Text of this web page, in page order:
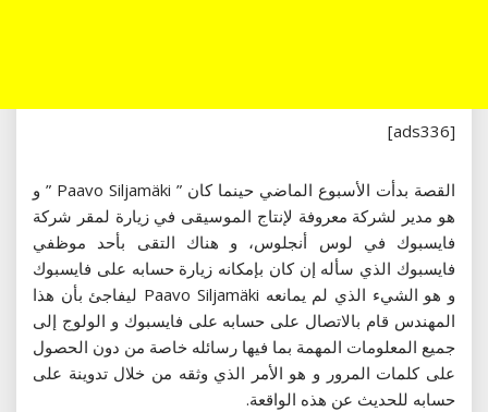
[ads336]
القصة بدأت الأسبوع الماضي حينما كان ” Paavo Siljamäki ” و
هو مدير لشركة معروفة لإنتاج الموسيقى في زيارة لمقر شركة
فايسبوك في لوس أنجلوس، و هناك التقى بأحد موظفي
فايسبوك الذي سأله إن كان بإمكانه زيارة حسابه على فايسبوك
و هو الشيء الذي لم يمانعه Paavo Siljamäki ليفاجئ بأن هذا
المهندس قام بالاتصال على حسابه على فايسبوك و الولوج إلى
جميع المعلومات المهمة بما فيها رسائله خاصة من دون الحصول
على كلمات المرور و هو الأمر الذي وثقه من خلال تدوينة على
حسابه للحديث عن هذه الواقعة.